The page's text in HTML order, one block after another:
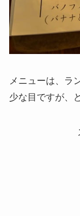
メニューは、ラ
少な目ですが、